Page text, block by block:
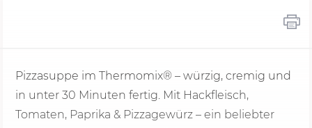
Pizzasuppe im Thermomix® – würzig, cremig und
in unter 30 Minuten fertig. Mit Hackfleisch,
Tomaten, Paprika & Pizzagewürz – ein beliebter